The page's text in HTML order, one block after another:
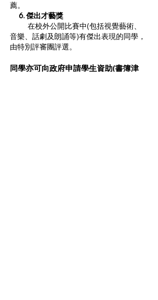
薦。
6. 傑出才藝獎
在校外公開比賽中(包括視覺藝術、
音樂、話劇及朗誦等)有傑出表現的同學，
由特別評審團評選。
同學亦可向政府申請學生資助(書簿津